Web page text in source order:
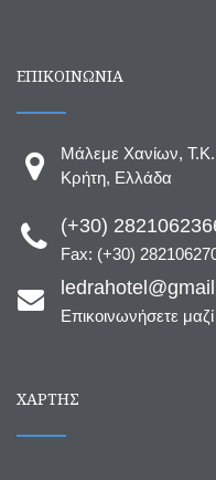
ΕΠΙΚΟΙΝΩΝΙΑ
Μάλεμε Χανίων,
Κρήτη, Ελλάδα
(+30)
Fax: (+30)
Επικοινωνήσετε
ΧΆΡΤΗΣ